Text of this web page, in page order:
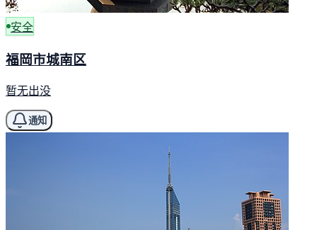
安全
福岡市城南区
暂无出没
通知